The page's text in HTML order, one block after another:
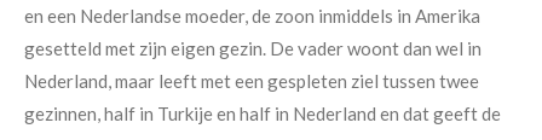
en een Nederlandse moeder, de zoon inmiddels in Amerika
gesetteld met zijn eigen gezin. De vader woont dan wel in
Nederland, maar leeft met een gespleten ziel tussen twee
gezinnen, half in Turkije en half in Nederland en dat geeft de